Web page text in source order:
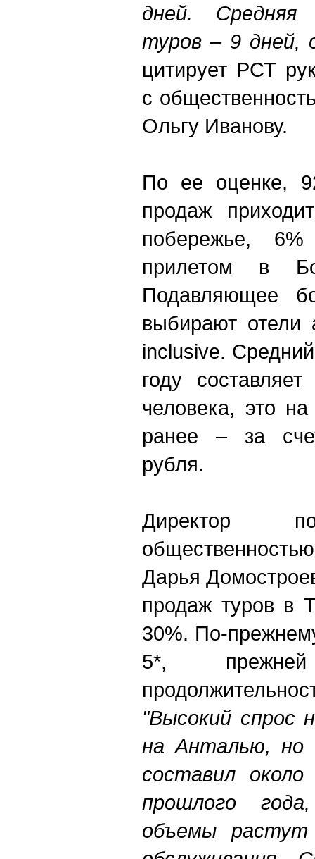
дней. Средняя
туров – 9 дней,
цитирует РСТ
с
Ольгу Иванову.
По ее оценке,
продаж
побережье,
прилетом в
Подавляющее
выбирают
inclusive.
году
человека, это
ранее – за
рубля.
Директор
Дарья
продаж туров в
30%. По-
5*,
"Высокий спрос
на Анталью, но
составил
прошлого
объемы растут